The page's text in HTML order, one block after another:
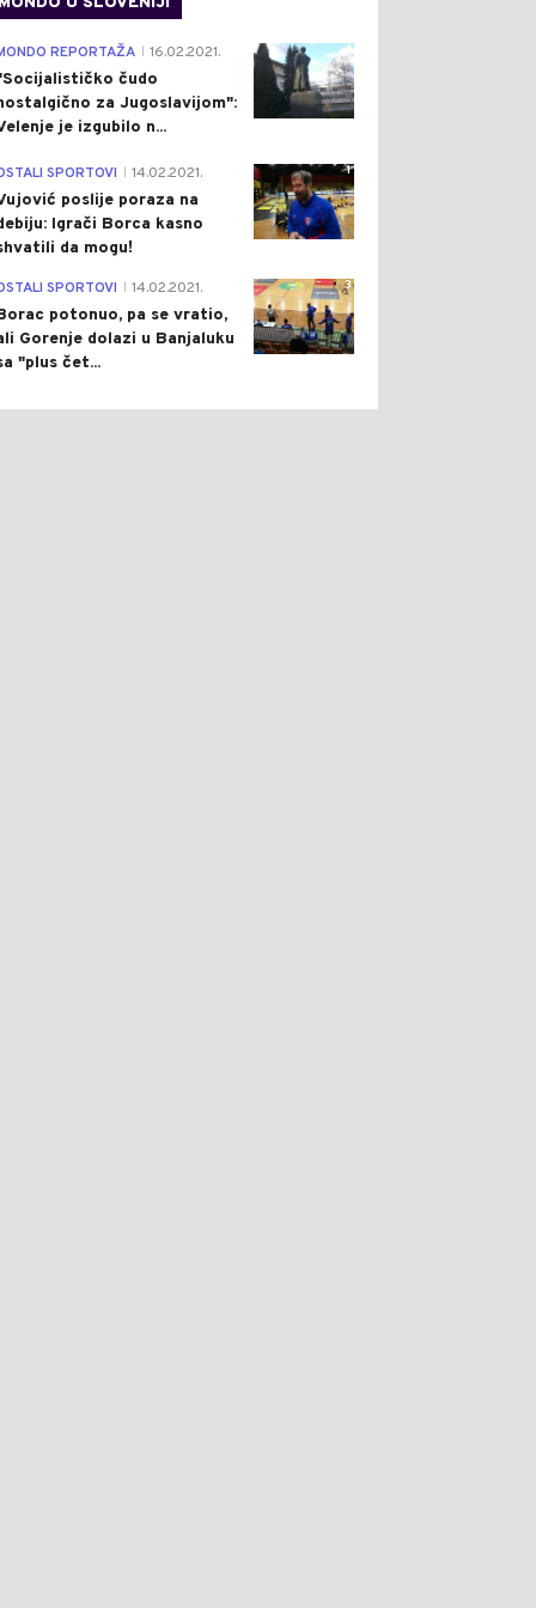
4
REPORTAŽA 16.02.2021.
čudo
za Jugoslavijom":
je izgubilo n...
1
SPORTOVI 14.02.2021.
poslije poraza na
Igrači Borca kasno
da mogu!
3
SPORTOVI 14.02.2021.
potonuo, pa se vratio,
Gorenje dolazi u Banjaluku
"plus čet...